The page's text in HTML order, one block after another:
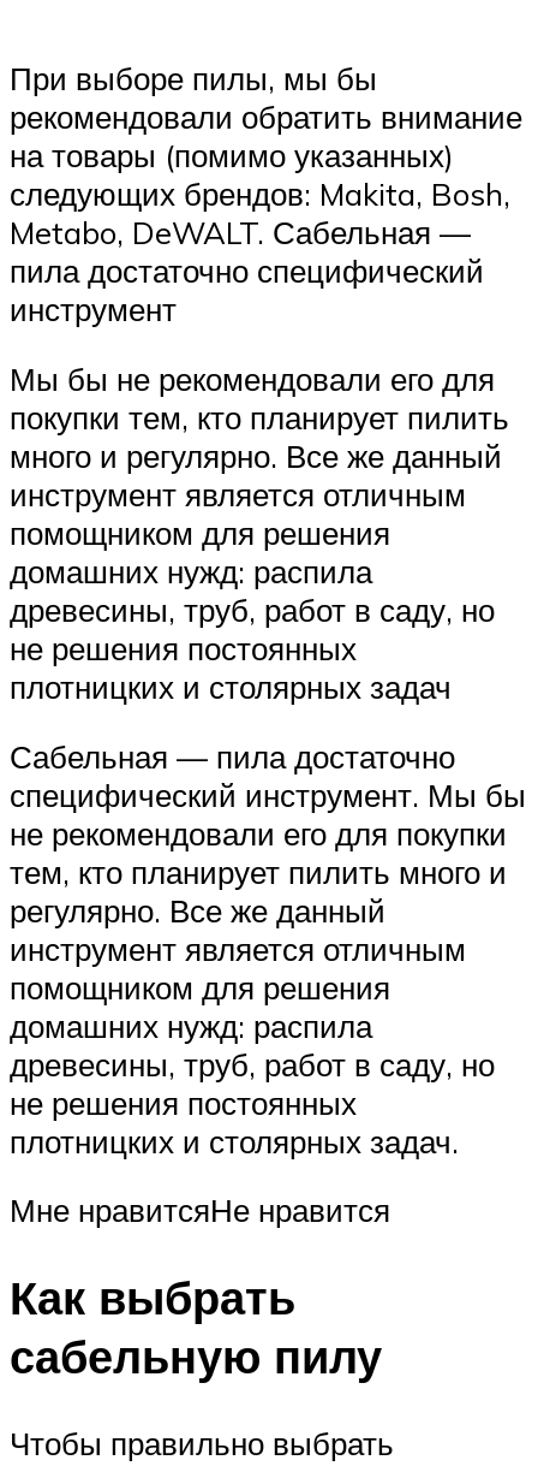
При выборе пилы, мы бы
рекомендовали обратить внимание
на товары (помимо указанных)
следующих брендов: Makita, Bosh,
Metabo, DeWALT. Сабельная —
пила достаточно специфический
инструмент
Мы бы не рекомендовали его для
покупки тем, кто планирует пилить
много и регулярно. Все же данный
инструмент является отличным
помощником для решения
домашних нужд: распила
древесины, труб, работ в саду, но
не решения постоянных
плотницких и столярных задач
Сабельная — пила достаточно
специфический инструмент. Мы бы
не рекомендовали его для покупки
тем, кто планирует пилить много и
регулярно. Все же данный
инструмент является отличным
помощником для решения
домашних нужд: распила
древесины, труб, работ в саду, но
не решения постоянных
плотницких и столярных задач.
Мне нравитсяНе нравится
Как выбрать
сабельную пилу
Чтобы правильно выбрать